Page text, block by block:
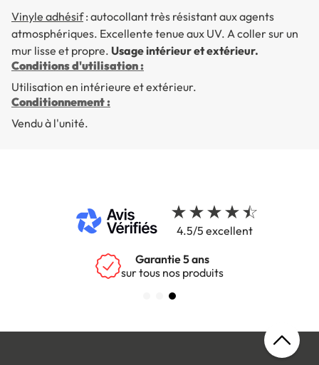
Vinyle adhésif: autocollant très résistant aux agents
atmosphériques. Excellente tenue aux UV. A coller sur un
mur lisse et propre. Usage intérieur et extérieur.
Conditions d'utilisation :
Utilisation en intérieure et extérieur.
Conditionnement :
Vendu à l'unité.
4.5/5 excellent
Garantie 5 ans
sur tous nos produits